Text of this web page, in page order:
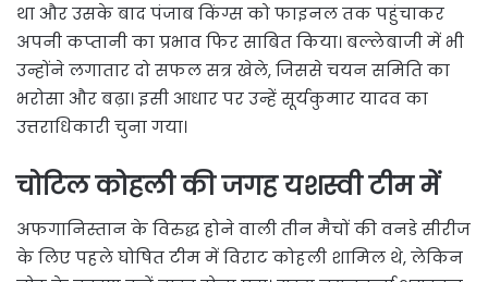
था और उसके बाद पंजाब किंग्स को फाइनल तक पहुंचाकर
अपनी कप्तानी का प्रभाव फिर साबित किया। बल्लेबाजी में भी
उन्होंने लगातार दो सफल सत्र खेले, जिससे चयन समिति का
भरोसा और बढ़ा। इसी आधार पर उन्हें सूर्यकुमार यादव का
उत्तराधिकारी चुना गया।
चोटिल कोहली की जगह यशस्वी टीम में
अफगानिस्तान के विरुद्ध होने वाली तीन मैचों की वनडे सीरीज
के लिए पहले घोषित टीम में विराट कोहली शामिल थे, लेकिन